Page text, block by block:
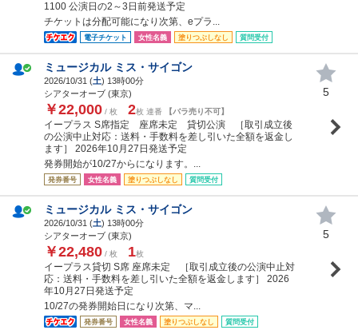
1100 公演日の2～3日前発送予定
チケットは分配可能になり次第、eプラ...
電子チケット 女性名義 塗りつぶしなし 質問受付
ミュージカル ミス・サイゴン
2026/10/31 (土) 13時00分
シアターオーブ (東京)
￥22,000 / 枚 2枚 連番 【バラ売り不可】
イープラス S席指定 座席未定 貸切公演 ［取引成立後
の公演中止対応：送料・手数料を差し引いた全額を返金し
ます］ 2026年10月27日発送予定
発券開始が10/27からになります。...
発券番号 女性名義 塗りつぶしなし 質問受付
5
ミュージカル ミス・サイゴン
2026/10/31 (土) 13時00分
シアターオーブ (東京)
￥22,480 / 枚 1枚
イープラス貸切 S席 座席未定 ［取引成立後の公演中止対
応：送料・手数料を差し引いた全額を返金します］ 2026
年10月27日発送予定
10/27の発券開始日になり次第、マ...
発券番号 女性名義 塗りつぶしなし 質問受付
5